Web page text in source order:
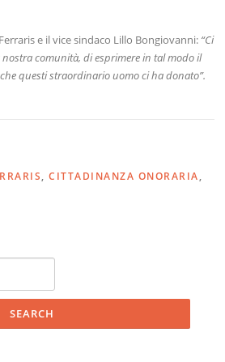
e il vice sindaco Lillo Bongiovanni: “Ci
comunità, di esprimere in tal modo il
questi straordinario uomo ci ha donato”.
,CITTADINANZA ONORARIA,